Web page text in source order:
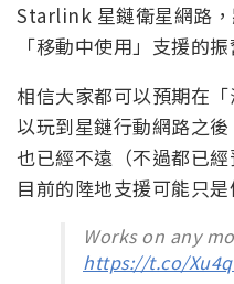
Starlink 星鏈衛星網路
「移動中使用」支援的
相信大家都可以預期在
以玩到星鏈行動網路之
也已經不遠（不過都已經
目前的陸地支援可能只
Works on any
https://t.co/